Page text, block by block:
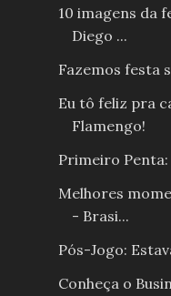
10 imagens da
Diego ...
Fazemos festa
Eu tô feliz pra
Flamengo!
Primeiro
Melhores
- Brasi...
Pós-Jogo:
Conheça o